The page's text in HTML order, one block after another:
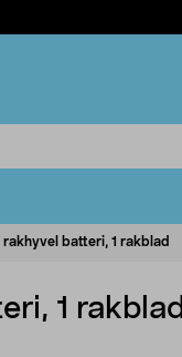
batteri, 1 rakblad
1 rakblad